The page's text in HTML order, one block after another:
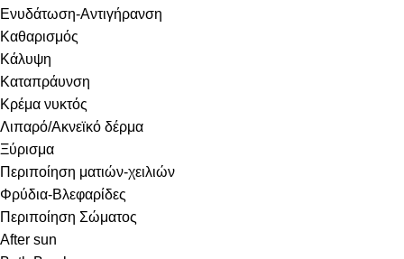
Ενυδάτωση-Αντιγήρανση
Καθαρισμός
Κάλυψη
Καταπράυνση
Κρέμα νυκτός
Λιπαρό/Ακνεϊκό δέρμα
Ξύρισμα
Περιποίηση ματιών-χειλιών
Φρύδια-Βλεφαρίδες
Περιποίηση Σώματος
After sun